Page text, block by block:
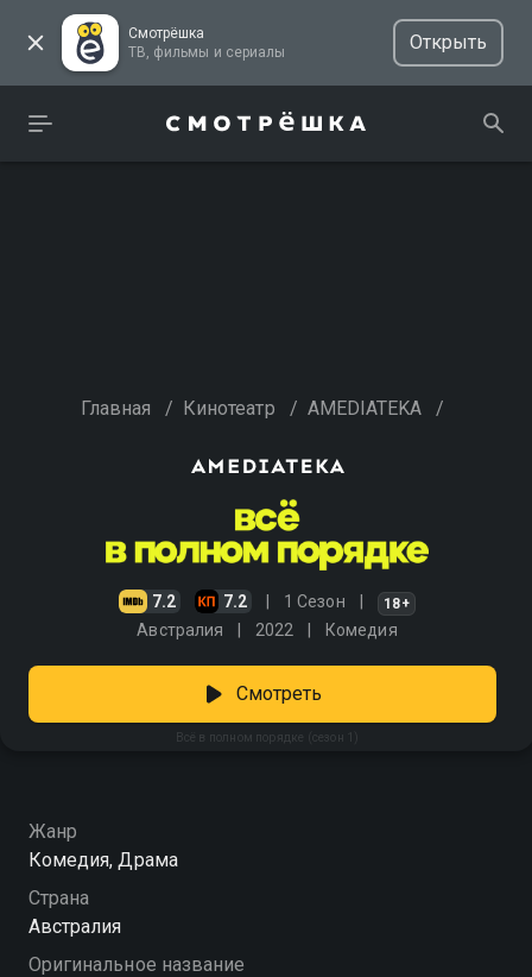
Смотрёшка
ТВ, фильмы и сериалы
Открыть
Главная / Кинотеатр / AMEDIATEKA /
7.2 7.2 1 Сезон 18+
Австралия 2022 Комедия
Всё в полном порядке (сезон 1)
Смотреть
Жанр
Комедия, Драма
Страна
Австралия
Оригинальное название